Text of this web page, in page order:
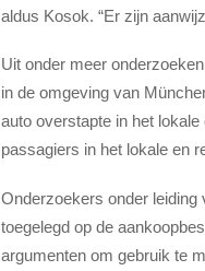
aldus Kosok. “Er zijn
Uit onder meer
in de omgeving van
auto overstapte in het
passagiers in het lokale en
Onderzoekers onder
toegelegd op de
argumenten om gebruik te